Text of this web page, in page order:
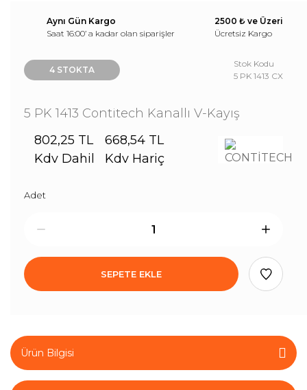
Aynı Gün Kargo
Saat 16:00’ a kadar olan siparişler
2500 ₺ ve Üzeri
Ücretsiz Kargo
4 STOKTA
Stok Kodu
5 PK 1413 CX
5 PK 1413 Contitech Kanallı V-Kayış
802,25 TL
Kdv Dahil
668,54 TL
Kdv Hariç
Adet
SEPETE EKLE
Ürün Bilgisi